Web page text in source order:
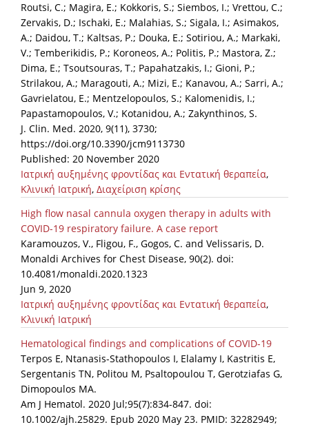
Routsi, C.; Magira, E.; Kokkoris, S.; Siembos, I.; Vrettou, C.;
Zervakis, D.; Ischaki, E.; Malahias, S.; Sigala, I.; Asimakos,
A.; Daidou, T.; Kaltsas, P.; Douka, E.; Sotiriou, A.; Markaki,
V.; Temberikidis, P.; Koroneos, A.; Politis, P.; Mastora, Z.;
Dima, E.; Tsoutsouras, T.; Papahatzakis, I.; Gioni, P.;
Strilakou, A.; Maragouti, A.; Mizi, E.; Kanavou, A.; Sarri, A.;
Gavrielatou, E.; Mentzelopoulos, S.; Kalomenidis, I.;
Papastamopoulos, V.; Kotanidou, A.; Zakynthinos, S.
J. Clin. Med. 2020, 9(11), 3730;
https://doi.org/10.3390/jcm9113730
Published: 20 November 2020
Ιατρική αυξημένης φροντίδας και Εντατική θεραπεία,
Κλινική Ιατρική, Διαχείριση κρίσης
High flow nasal cannula oxygen therapy in adults with
COVID-19 respiratory failure. A case report
Karamouzos, V., Fligou, F., Gogos, C. and Velissaris, D.
Monaldi Archives for Chest Disease, 90(2). doi:
10.4081/monaldi.2020.1323
Jun 9, 2020
Ιατρική αυξημένης φροντίδας και Εντατική θεραπεία,
Κλινική Ιατρική
Hematological findings and complications of COVID-19
Terpos E, Ntanasis-Stathopoulos I, Elalamy I, Kastritis E,
Sergentanis TN, Politou M, Psaltopoulou T, Gerotziafas G,
Dimopoulos MA.
Am J Hematol. 2020 Jul;95(7):834-847. doi:
10.1002/ajh.25829. Epub 2020 May 23. PMID: 32282949;